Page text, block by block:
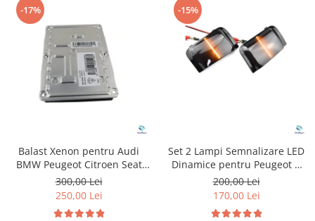
-17%
Balast Xenon pentru Audi
BMW Peugeot Citroen Seat
Volkswagen Volvo Renault
300,00 Lei
250,00 Lei
-15%
Set 2 Lampi Semnalizare LED
Dinamice pentru Peugeot &
Citroen & Fiat
200,00 Lei
170,00 Lei